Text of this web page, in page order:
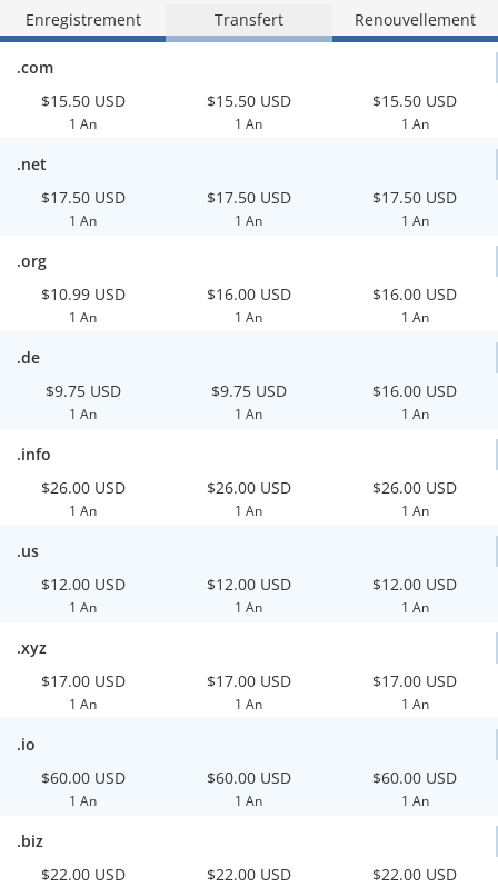
Enregistrement
Transfert Renouvellement
.com
$15.50 USD
1 An
$15.50 USD
1 An
$15.50 USD
1 An
.net
$17.50 USD
1 An
$17.50 USD
1 An
$17.50 USD
1 An
.org
$10.99 USD
1 An
$16.00 USD
1 An
$16.00 USD
1 An
.de
$9.75 USD
1 An
$9.75 USD
1 An
$16.00 USD
1 An
.info
$26.00 USD
1 An
$26.00 USD
1 An
$26.00 USD
1 An
.us
$12.00 USD
1 An
$12.00 USD
1 An
$12.00 USD
1 An
.xyz
$17.00 USD
1 An
$17.00 USD
1 An
$17.00 USD
1 An
.io
$60.00 USD
1 An
$60.00 USD
1 An
$60.00 USD
1 An
.biz
$22.00 USD
$22.00 USD $22.00 USD